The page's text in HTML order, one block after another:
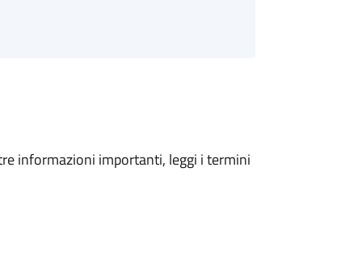
informazioni importanti, leggi i termini